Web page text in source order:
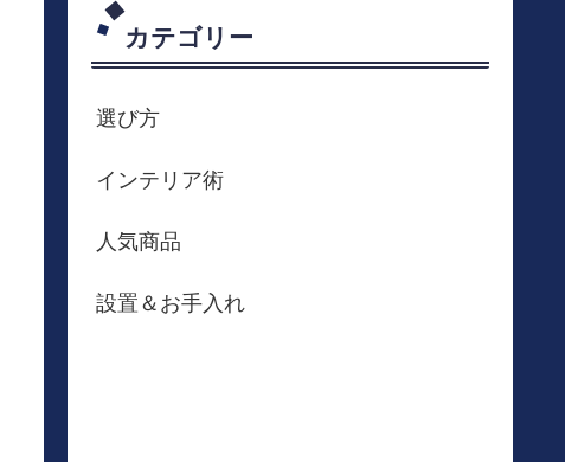
カテゴリー
選び方
インテリア術
人気商品
設置＆お手入れ